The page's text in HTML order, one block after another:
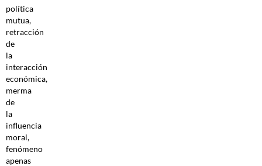
política
mutua,
retracción
de
la
interacción
económica,
merma
de
la
influencia
moral,
fenómeno
apenas